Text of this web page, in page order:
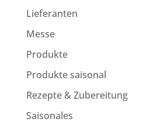
Lieferanten
Messe
Produkte
Produkte saisonal
Rezepte & Zubereitung
Saisonales